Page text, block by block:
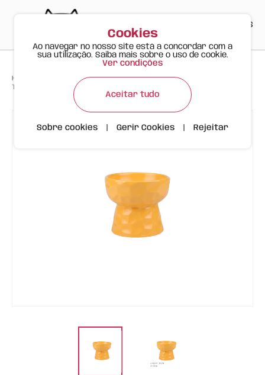
ES
Happy Meow Produtos > >
Taça Cerâmica com Efeito Ondulado | 250ml | Amarelo
Cookies
Ao navegar no nosso site está a concordar com a
sua utilização. Saiba mais sobre o uso de cookie.
Ver condições
Aceitar tudo
Sobre cookies Gerir Cookies Rejeitar